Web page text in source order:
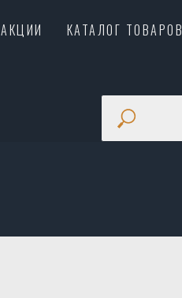
АКЦИИ КАТАЛОГ ТОВАРОВ